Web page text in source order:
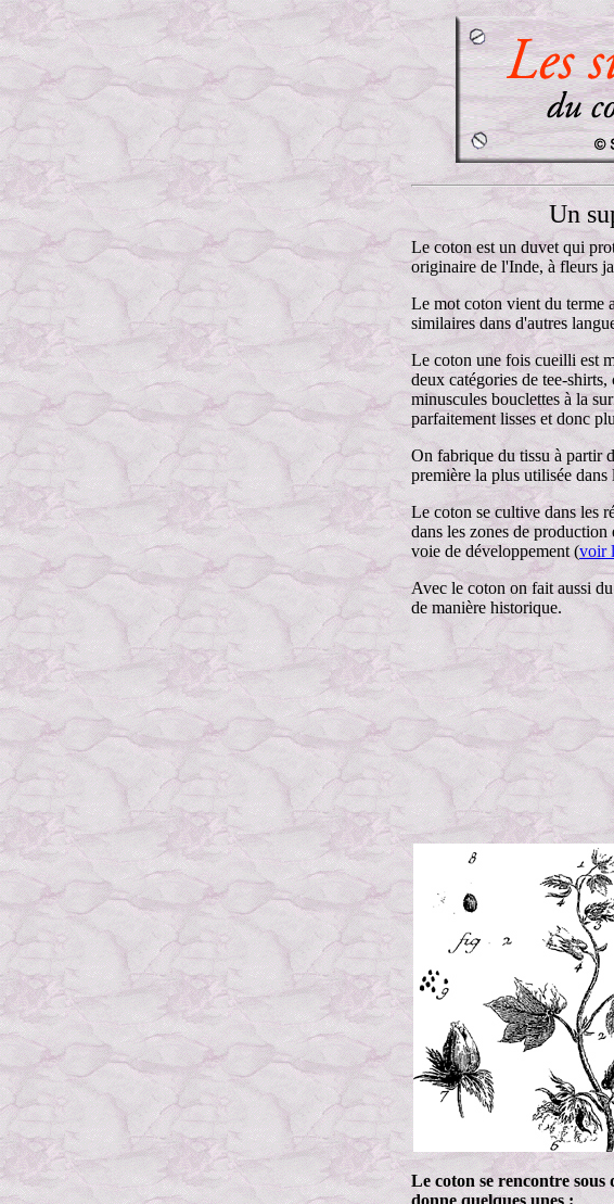
Un
Le coton est un duvet qui
originaire de l'Inde, à fleurs
Le mot coton vient du terme
similaires dans d'autres
Le coton une fois cueilli est
deux catégories de tee-
minuscules bouclettes à la
parfaitement lisses et donc
On fabrique du tissu à partir
première la plus utilisée
Le coton se cultive dans les
dans les zones de
voie de développement (voir
Avec le coton on fait aussi
de manière historique.
Le coton se rencontre sous
donne quelques unes :